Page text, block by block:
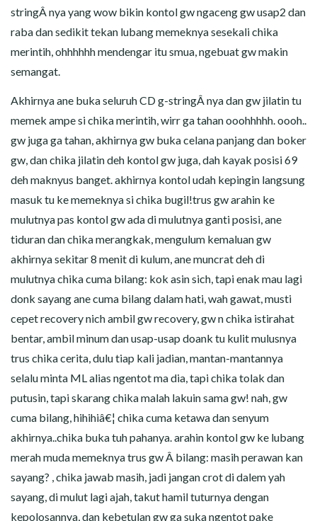
stringÂ nya yang wow bikin kontol gw ngaceng gw usap2 dan
raba dan sedikit tekan lubang memeknya sesekali chika
merintih, ohhhhhh mendengar itu smua, ngebuat gw makin
semangat.
Akhirnya ane buka seluruh CD g-stringÂ nya dan gw jilatin tu
memek ampe si chika merintih, wirr ga tahan ooohhhhh. oooh..
gw juga ga tahan, akhirnya gw buka celana panjang dan boker
gw, dan chika jilatin deh kontol gw juga, dah kayak posisi 69
deh maknyus banget. akhirnya kontol udah kepingin langsung
masuk tu ke memeknya si chika bugil!trus gw arahin ke
mulutnya pas kontol gw ada di mulutnya ganti posisi, ane
tiduran dan chika merangkak, mengulum kemaluan gw
akhirnya sekitar 8 menit di kulum, ane muncrat deh di
mulutnya chika cuma bilang: kok asin sich, tapi enak mau lagi
donk sayang ane cuma bilang dalam hati, wah gawat, musti
cepet recovery nich ambil gw recovery, gw n chika istirahat
bentar, ambil minum dan usap-usap doank tu kulit mulusnya
trus chika cerita, dulu tiap kali jadian, mantan-mantannya
selalu minta ML alias ngentot ma dia, tapi chika tolak dan
putusin, tapi skarang chika malah lakuin sama gw! nah, gw
cuma bilang, hihihiâ€¦ chika cuma ketawa dan senyum
akhirnya..chika buka tuh pahanya. arahin kontol gw ke lubang
merah muda memeknya trus gw Â bilang: masih perawan kan
sayang? , chika jawab masih, jadi jangan crot di dalem yah
sayang, di mulut lagi ajah, takut hamil tuturnya dengan
kepolosannya, dan kebetulan gw ga suka ngentot pake